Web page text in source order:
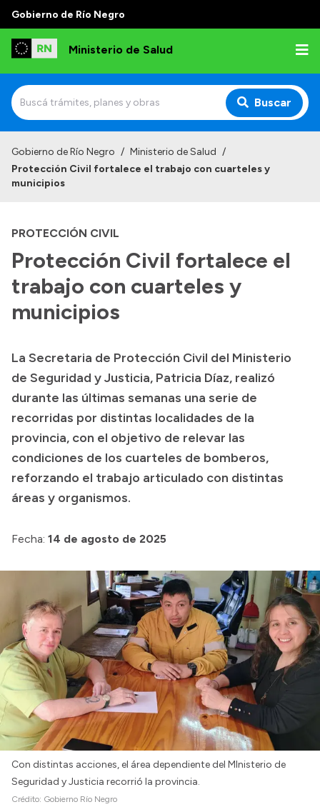
Gobierno de Río Negro
Ministerio de Salud
Buscar
Institucional
Autoridades
Consejos locales
Transparencia
Boletín Oficial
Compras y licitaciones
Consulta de expedientes
Consulta de pago a proveedores
Convocatorias
Intranet
Gobierno de Río Negro / Ministerio de Salud /
Protección Civil fortalece el trabajo con cuarteles y
municipios
PROTECCIÓN CIVIL
Protección Civil fortalece el
trabajo con cuarteles y
municipios
La Secretaria de Protección Civil del Ministerio
de Seguridad y Justicia, Patricia Díaz, realizó
durante las últimas semanas una serie de
recorridas por distintas localidades de la
provincia, con el objetivo de relevar las
condiciones de los cuarteles de bomberos,
reforzando el trabajo articulado con distintas
áreas y organismos.
Fecha: 14 de agosto de 2025
Con distintas acciones, el área dependiente del MInisterio de
Seguridad y Justicia recorrió la provincia.
Crédito: Gobierno Río Negro